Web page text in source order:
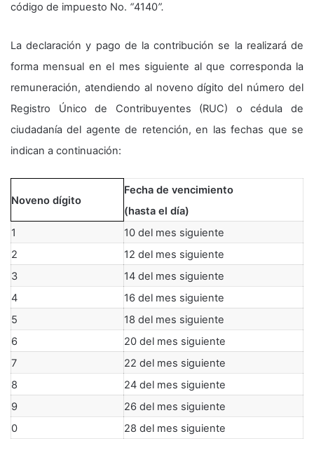
código de impuesto No. “4140”.
La declaración y pago de la contribución se la realizará de
forma mensual en el mes siguiente al que corresponda la
remuneración, atendiendo al noveno dígito del número del
Registro Único de Contribuyentes (RUC) o cédula de
ciudadanía del agente de retención, en las fechas que se
indican a continuación:
Noveno dígito
Fecha de vencimiento
(hasta el día)
1
10 del mes siguiente
2
12 del mes siguiente
3
14 del mes siguiente
4
16 del mes siguiente
5
18 del mes siguiente
6
20 del mes siguiente
7
22 del mes siguiente
8
24 del mes siguiente
9
26 del mes siguiente
0
28 del mes siguiente